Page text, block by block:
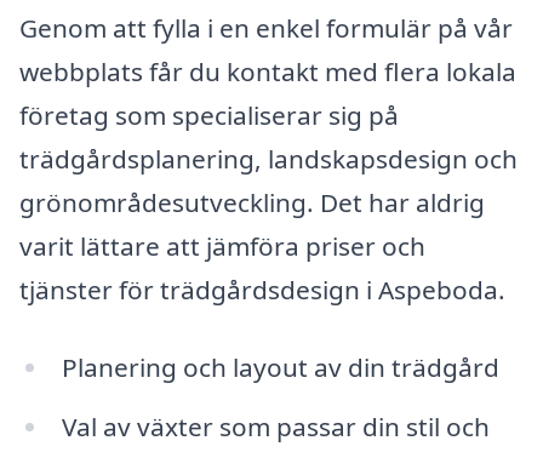
Genom att fylla i en enkel formulär på vår
webbplats får du kontakt med flera lokala
företag som specialiserar sig på
trädgårdsplanering, landskapsdesign och
grönområdesutveckling. Det har aldrig
varit lättare att jämföra priser och
tjänster för trädgårdsdesign i Aspeboda.
Planering och layout av din trädgård
Val av växter som passar din stil och